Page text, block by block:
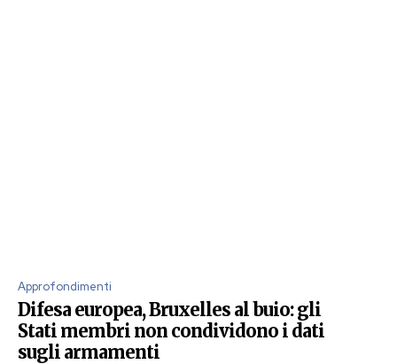
Approfondimenti
Difesa europea, Bruxelles al buio: gli
Stati membri non condividono i dati
sugli armamenti